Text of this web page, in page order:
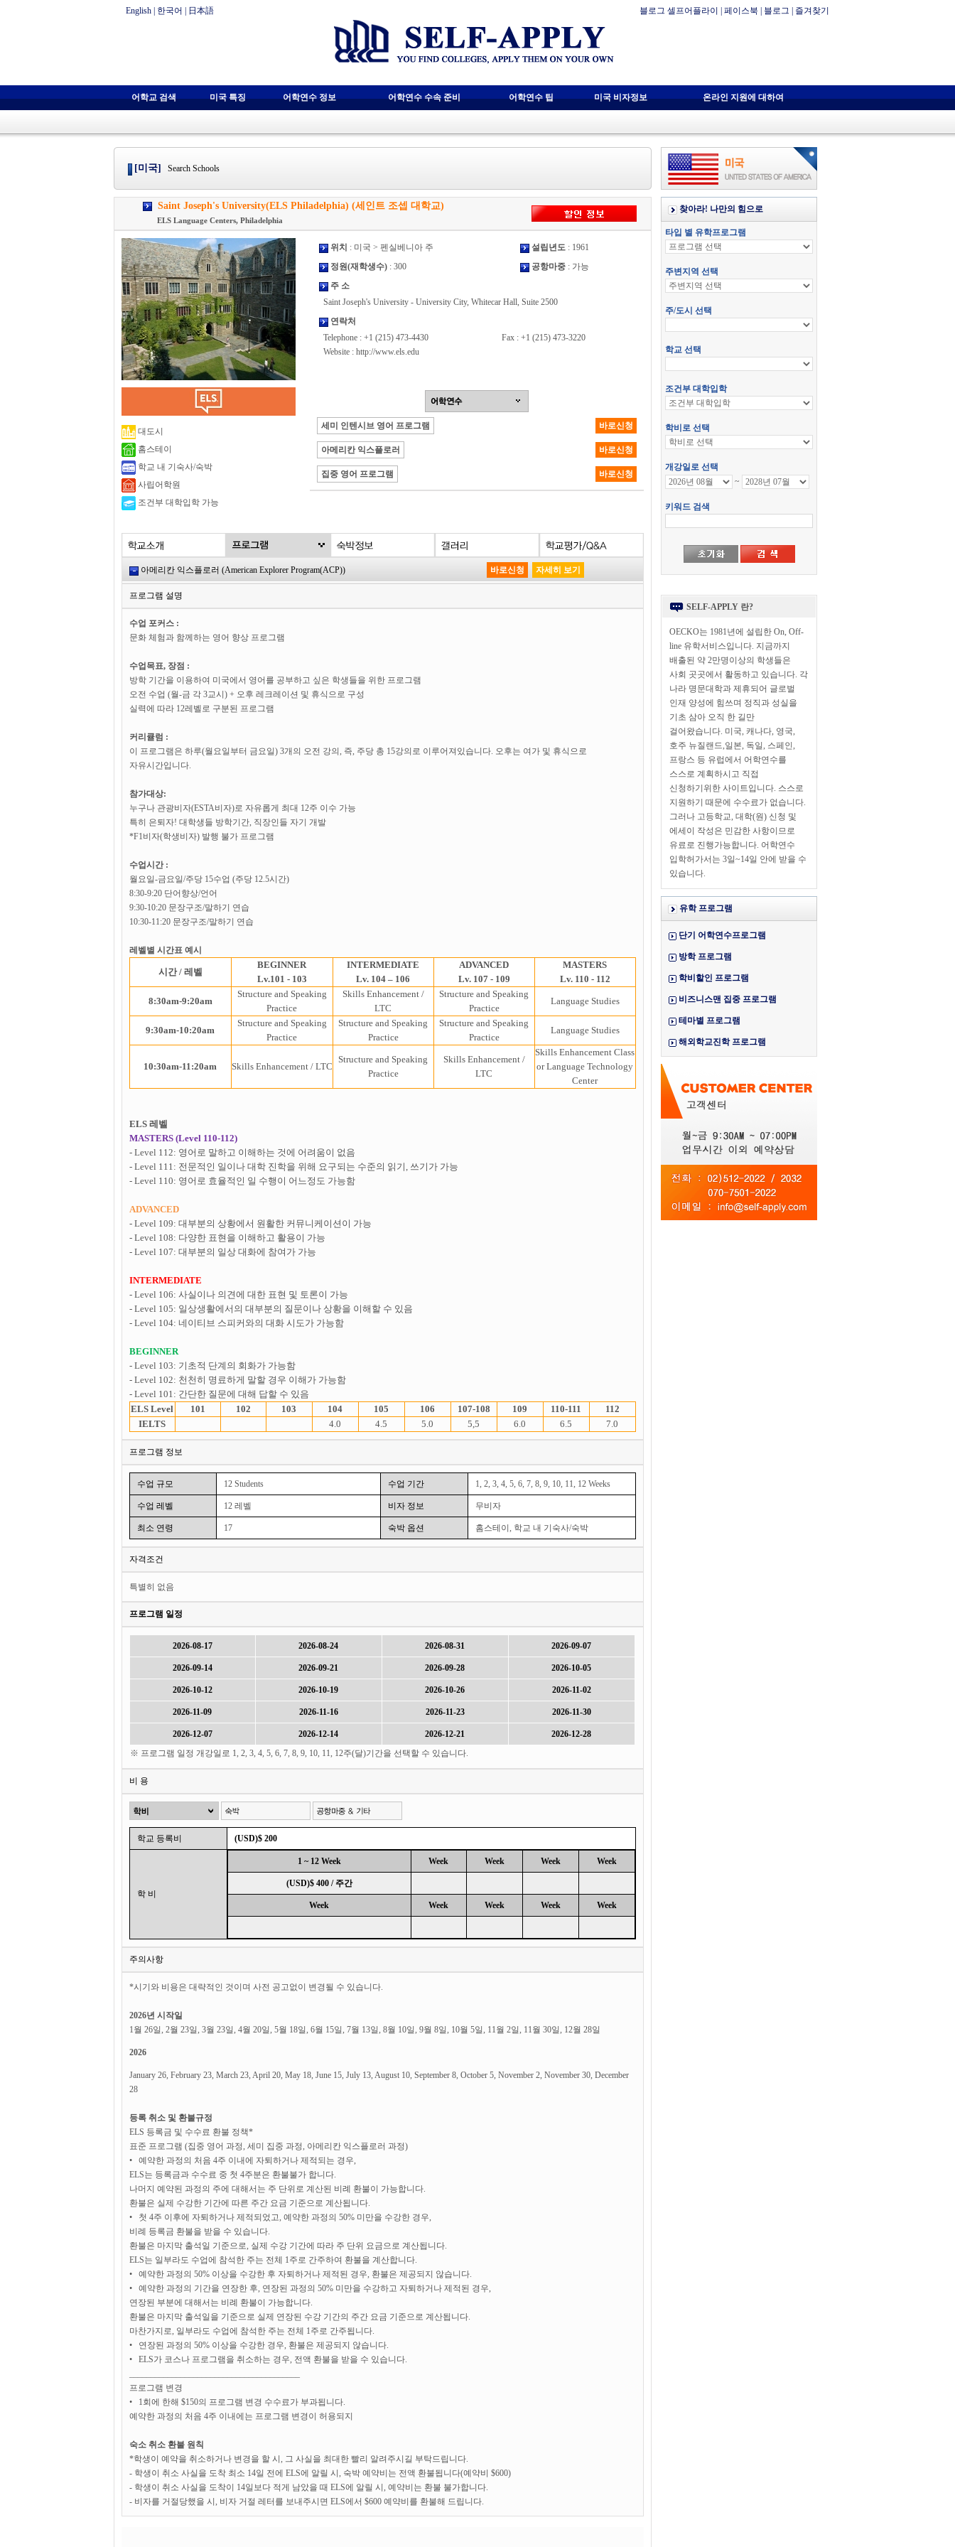
English 한국어 日本語 블로그 셀프어플라이 페이스북 블로그 즐겨찾기
어학교 검색 미국 특징 어학연수 정보 어학연수 수속 준비 어학연수 팁 미국 비자정보 온라인 지원에 대하여
[미국] Search Schools
Saint Joseph's University(ELS Philadelphia) (세인트 조셉 대학교)
ELS Language Centers, Philadelphia
대도시
홈스테이
학교 내 기숙사/숙박
사립어학원
조건부 대학입학 가능
위치 : 미국 > 펜실베니아 주 설립년도: 1961
정원(재학생수): 300 공항마중: 가능
주 소
Saint Joseph's University - University City, Whitecar Hall, Suite 2500
연락처
Telephone : +1 (215) 473-4430
Fax : +1 (215) 473-3220
Website : http://www.els.edu
세미 인텐시브 영어 프로그램 바로신청
아메리칸 익스플로러 바로신청
집중 영어 프로그램 바로신청
아메리칸 익스플로러 (American Explorer Program(ACP)) 바로신청 자세히 보기
프로그램 설명
수업 포커스 :
문화 체험과 함께하는 영어 향상 프로그램
수업목표, 장점 :
방학 기간을 이용하여 미국에서 영어를 공부하고 싶은 학생들을 위한 프로그램
오전 수업 (월-금 각 3교시) + 오후 레크레이션 및 휴식으로 구성
실력에 따라 12레벨로 구분된 프로그램
커리큘럼 :
이 프로그램은 하루(월요일부터 금요일) 3개의 오전 강의, 즉, 주당 총 15강의로 이루어져있습니다. 오후는 여가 및 휴식으로
자유시간입니다.
참가대상:
누구나 관광비자(ESTA비자)로 자유롭게 최대 12주 이수 가능
특히 은퇴자! 대학생들 방학기간, 직장인들 자기 개발
*F1비자(학생비자) 발행 불가 프로그램
수업시간 :
월요일-금요일/주당 15수업 (주당 12.5시간)
8:30-9:20 단어향상/언어
9:30-10:20 문장구조/말하기 연습
10:30-11:20 문장구조/말하기 연습
레벨별 시간표 예시
시간 / 레벨
BEGINNER
Lv.101 - 103
INTERMEDIATE
Lv. 104 – 106
ADVANCED
Lv. 107 - 109
MASTERS
Lv. 110 - 112
8:30am-9:20am
Structure and Speaking
Practice
Skills Enhancement /
LTC
Structure and Speaking
Practice
Language Studies
9:30am-10:20am
Structure and Speaking
Practice
Structure and Speaking
Practice
Structure and Speaking
Practice
Language Studies
10:30am-11:20am Skills Enhancement / LTC
Structure and Speaking
Practice
Skills Enhancement /
LTC
Skills Enhancement Class
or Language Technology
Center
ELS 레벨
MASTERS (Level 110-112)
- Level 112: 영어로 말하고 이해하는 것에 어려움이 없음
- Level 111: 전문적인 일이나 대학 진학을 위해 요구되는 수준의 읽기, 쓰기가 가능
- Level 110: 영어로 효율적인 일 수행이 어느정도 가능함
ADVANCED
- Level 109: 대부분의 상황에서 원활한 커뮤니케이션이 가능
- Level 108: 다양한 표현을 이해하고 활용이 가능
- Level 107: 대부분의 일상 대화에 참여가 가능
INTERMEDIATE
- Level 106: 사실이나 의견에 대한 표현 및 토론이 가능
- Level 105: 일상생활에서의 대부분의 질문이나 상황을 이해할 수 있음
- Level 104: 네이티브 스피커와의 대화 시도가 가능함
BEGINNER
- Level 103: 기초적 단계의 회화가 가능함
- Level 102: 천천히 명료하게 말할 경우 이해가 가능함
- Level 101: 간단한 질문에 대해 답할 수 있음
ELS Level
101 102 103 104 105 106 107-108 109 110-111
112
IELTS
4.0 4.5 5.0 5,5 6.0 6.5 7.0
프로그램 정보
수업 규모 12 Students 수업 기간 1, 2, 3, 4, 5, 6, 7, 8, 9, 10, 11, 12 Weeks
수업 레벨 12 레벨 비자 정보 무비자
최소 연령 17 숙박 옵션 홈스테이, 학교 내 기숙사/숙박
자격조건
특별히 없음
프로그램 일정
2026-08-17 2026-08-24 2026-08-31 2026-09-07
2026-09-14 2026-09-21 2026-09-28 2026-10-05
2026-10-12 2026-10-19 2026-10-26 2026-11-02
2026-11-09 2026-11-16 2026-11-23 2026-11-30
2026-12-07 2026-12-14 2026-12-21
2026-12-28
※ 프로그램 일정 개강일로 1, 2, 3, 4, 5, 6, 7, 8, 9, 10, 11, 12주(달)기간을 선택할 수 있습니다.
비 용
학교 등록비 (USD)$ 200
학 비
1 ~ 12 Week Week Week Week Week
(USD)$ 400 / 주간
Week Week Week Week Week
주의사항
*시기와 비용은 대략적인 것이며 사전 공고없이 변경될 수 있습니다.
2026년 시작일
1월 26일, 2월 23일, 3월 23일, 4월 20일, 5월 18일, 6월 15일, 7월 13일, 8월 10일, 9월 8일, 10월 5일, 11월 2일, 11월 30일, 12월 28일
2026
January 26, February 23, March 23, April 20, May 18, June 15, July 13, August 10, September 8, October 5, November 2, November 30, December
28
등록 취소 및 환불규정
ELS 등록금 및 수수료 환불 정책*
표준 프로그램 (집중 영어 과정, 세미 집중 과정, 아메리칸 익스플로러 과정)
• 예약한 과정의 처음 4주 이내에 자퇴하거나 제적되는 경우,
ELS는 등록금과 수수료 중 첫 4주분은 환불불가 합니다.
나머지 예약된 과정의 주에 대해서는 주 단위로 계산된 비례 환불이 가능합니다.
환불은 실제 수강한 기간에 따른 주간 요금 기준으로 계산됩니다.
• 첫 4주 이후에 자퇴하거나 제적되었고, 예약한 과정의 50% 미만을 수강한 경우,
비례 등록금 환불을 받을 수 있습니다.
환불은 마지막 출석일 기준으로, 실제 수강 기간에 따라 주 단위 요금으로 계산됩니다.
ELS는 일부라도 수업에 참석한 주는 전체 1주로 간주하여 환불을 계산합니다.
• 예약한 과정의 50% 이상을 수강한 후 자퇴하거나 제적된 경우, 환불은 제공되지 않습니다.
• 예약한 과정의 기간을 연장한 후, 연장된 과정의 50% 미만을 수강하고 자퇴하거나 제적된 경우,
연장된 부분에 대해서는 비례 환불이 가능합니다.
환불은 마지막 출석일을 기준으로 실제 연장된 수강 기간의 주간 요금 기준으로 계산됩니다.
마찬가지로, 일부라도 수업에 참석한 주는 전체 1주로 간주됩니다.
• 연장된 과정의 50% 이상을 수강한 경우, 환불은 제공되지 않습니다.
• ELS가 코스나 프로그램을 취소하는 경우, 전액 환불을 받을 수 있습니다.
프로그램 변경
• 1회에 한해 $150의 프로그램 변경 수수료가 부과됩니다.
예약한 과정의 처음 4주 이내에는 프로그램 변경이 허용되지
숙소 취소 환불 원칙
*학생이 예약을 취소하거나 변경을 할 시, 그 사실을 최대한 빨리 알려주시길 부탁드립니다.
- 학생이 취소 사실을 도착 최소 14일 전에 ELS에 알릴 시, 숙박 예약비는 전액 환불됩니다(예약비 $600)
- 학생이 취소 사실을 도착이 14일보다 적게 남았을 때 ELS에 알릴 시, 예약비는 환불 불가합니다.
- 비자를 거절당했을 시, 비자 거절 레터를 보내주시면 ELS에서 $600 예약비를 환불해 드립니다.
SELF-APPLY 란?
OECKO는 1981년에 설립한 On, Off-
line 유학서비스입니다. 지금까지
배출된 약 2만명이상의 학생들은
사회 곳곳에서 활동하고 있습니다. 각
나라 명문대학과 제휴되어 글로벌
인재 양성에 힘쓰며 정직과 성실을
기초 삼아 오직 한 길만
걸어왔습니다. 미국, 캐나다, 영국,
호주 뉴질랜드,일본, 독일, 스페인,
프랑스 등 유럽에서 어학연수를
스스로 계획하시고 직접
신청하기위한 사이트입니다. 스스로
지원하기 때문에 수수료가 없습니다.
그러나 고등학교, 대학(원) 신청 및
에세이 작성은 민감한 사항이므로
유료로 진행가능합니다. 어학연수
입학허가서는 3일~14일 안에 받을 수
있습니다.
유학 프로그램
단기 어학연수프로그램
방학 프로그램
학비할인 프로그램
비즈니스맨 집중 프로그램
테마별 프로그램
해외학교진학 프로그램